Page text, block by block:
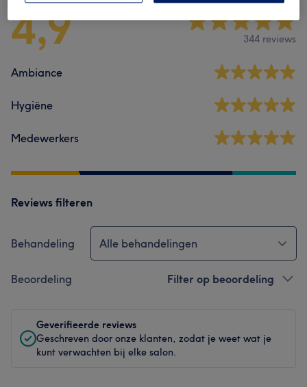
4,9 344 reviews
Ambiance
Hygiëne
Medewerkers
Reviews filteren
Behandeling Alle behandelingen
Beoordeling Filter op beoordeling
Geverifieerde reviews
Geschreven door onze klanten, zodat je weet wat je
kunt verwachten bij elke salon.